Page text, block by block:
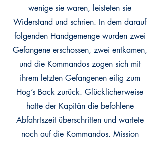
wenige sie waren, leisteten sie
Widerstand und schrien. In dem darauf
folgenden Handgemenge wurden zwei
Gefangene erschossen, zwei entkamen,
und die Kommandos zogen sich mit
ihrem letzten Gefangenen eilig zum
Hog’s Back zurück. Glücklicherweise
hatte der Kapitän die befohlene
Abfahrtszeit überschritten und wartete
noch auf die Kommandos. Mission